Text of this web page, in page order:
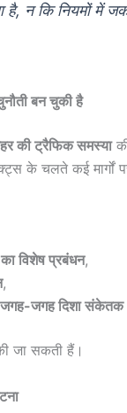
है, न कि नियमों में
बन चुकी है
की ट्रैफिक समस्या
के चलते कई मार्गों
का विशेष प्रबंधन,
,
जगह-जगह दिशा संकेतक
जा सकती हैं।